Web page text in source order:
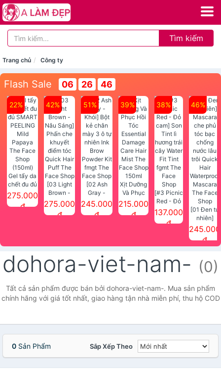
Tìm kiếm
Trang chủ Công ty
Flash Sale 06 26 46
22%
Gel tẩy da
chết đu đủ
SMART
PEELING
275.000
đ
42%
[03 Light
Brown -
Nâu Sáng]
Phấn che
275.000
đ
51%
[02 Ash
Gray -
Khói] Bột
kẻ chân
Face Shop
245.000
đ
39%
Xịt Dưỡng
Và Phục
Hồi Tóc
Essential
215.000
đ
38%
[#3 Picnic
Red - Đỏ
cam] Son
Face
137.000
đ
46%
[01 Đen tự
nhiên]
Mascara
che phủ
nước lâu
trôi Quick
Waterproof
Mascara
The Face
245.000
đ
dohora-viet-nam- (0)
Tất cả sản phẩm được bán bởi dohora-viet-nam-. Mua sản phẩm
chính hãng với giá tốt nhất, giao hàng tận nhà miễn phí, thu hộ COD
0 Sản Phẩm Sắp Xếp Theo